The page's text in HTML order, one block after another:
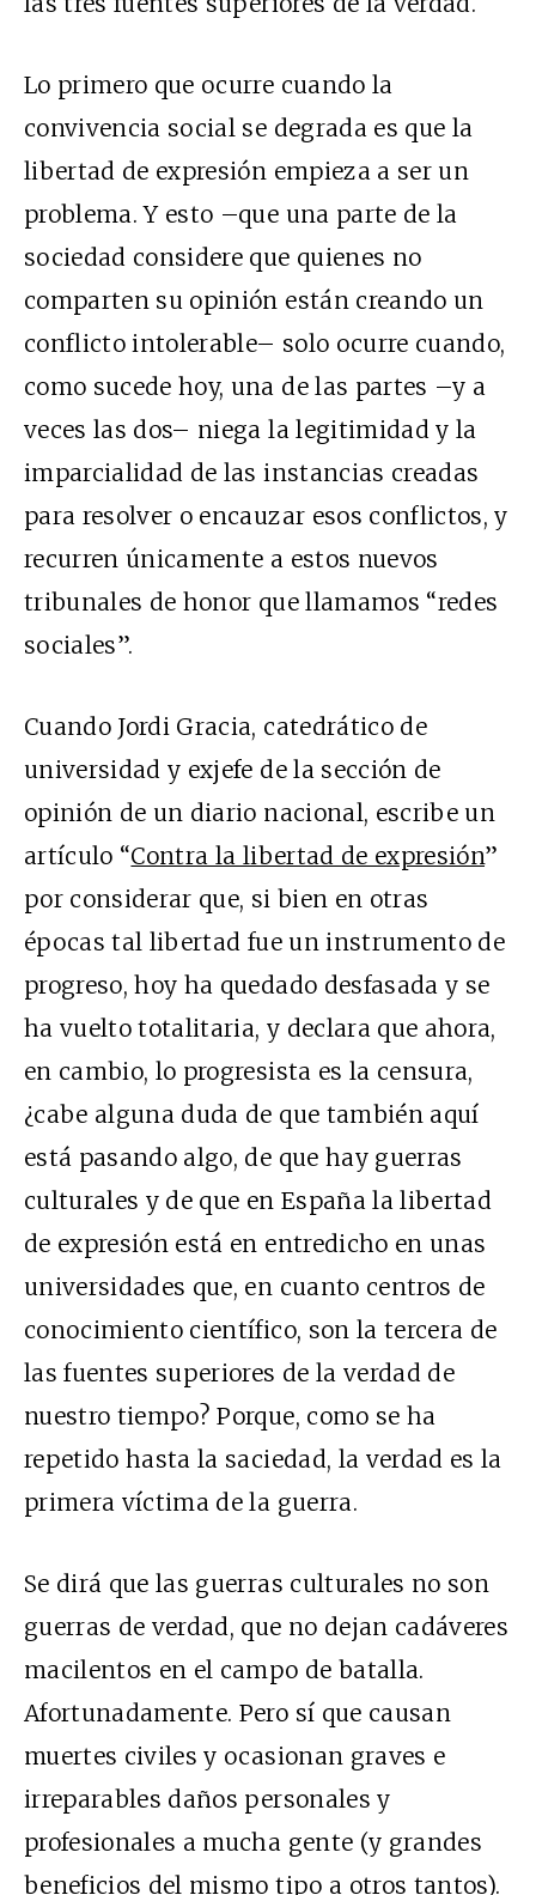
Lo primero que ocurre cuando la
convivencia social se degrada es que la
libertad de expresión empieza a ser un
problema. Y esto –que una parte de la
sociedad considere que quienes no
comparten su opinión están creando un
conflicto intolerable– solo ocurre cuando,
como sucede hoy, una de las partes –y a
veces las dos– niega la legitimidad y la
imparcialidad de las instancias creadas
para resolver o encauzar esos conflictos, y
recurren únicamente a estos nuevos
tribunales de honor que llamamos “redes
sociales”.
Cuando Jordi Gracia, catedrático de
universidad y exjefe de la sección de
opinión de un diario nacional, escribe un
artículo “Contra la libertad de expresión”
por considerar que, si bien en otras
épocas tal libertad fue un instrumento de
progreso, hoy ha quedado desfasada y se
ha vuelto totalitaria, y declara que ahora,
en cambio, lo progresista es la censura,
¿cabe alguna duda de que también aquí
está pasando algo, de que hay guerras
culturales y de que en España la libertad
de expresión está en entredicho en unas
universidades que, en cuanto centros de
conocimiento científico, son la tercera de
las fuentes superiores de la verdad de
nuestro tiempo? Porque, como se ha
repetido hasta la saciedad, la verdad es la
primera víctima de la guerra.
Se dirá que las guerras culturales no son
guerras de verdad, que no dejan cadáveres
macilentos en el campo de batalla.
Afortunadamente. Pero sí que causan
muertes civiles y ocasionan graves e
irreparables daños personales y
profesionales a mucha gente (y grandes
beneficios del mismo tipo a otros tantos).